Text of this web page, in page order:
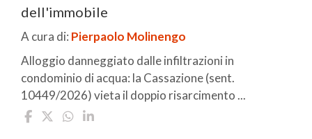
dell'immobile
A cura di: Pierpaolo Molinengo
Alloggio danneggiato dalle infiltrazioni in
condominio di acqua: la Cassazione (sent.
10449/2026) vieta il doppio risarcimento ...